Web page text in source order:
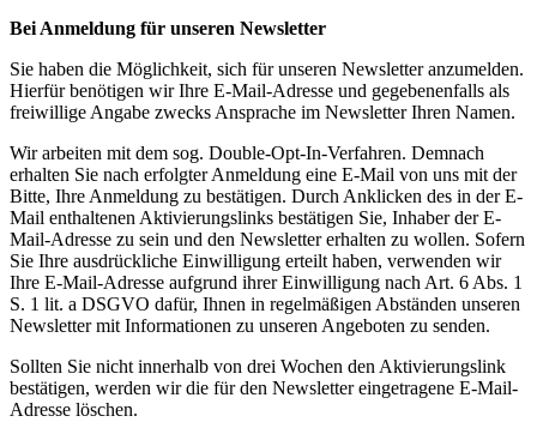
Bei Anmeldung für unseren Newsletter
Sie haben die Möglichkeit, sich für unseren Newsletter anzumelden.
Hierfür benötigen wir Ihre E-Mail-Adresse und gegebenenfalls als
freiwillige Angabe zwecks Ansprache im Newsletter Ihren Namen.
Wir arbeiten mit dem sog. Double-Opt-In-Verfahren. Demnach
erhalten Sie nach erfolgter Anmeldung eine E-Mail von uns mit der
Bitte, Ihre Anmeldung zu bestätigen. Durch Anklicken des in der E-
Mail enthaltenen Aktivierungslinks bestätigen Sie, Inhaber der E-
Mail-Adresse zu sein und den Newsletter erhalten zu wollen. Sofern
Sie Ihre ausdrückliche Einwilligung erteilt haben, verwenden wir
Ihre E-Mail-Adresse aufgrund ihrer Einwilligung nach Art. 6 Abs. 1
S. 1 lit. a DSGVO dafür, Ihnen in regelmäßigen Abständen unseren
Newsletter mit Informationen zu unseren Angeboten zu senden.
Sollten Sie nicht innerhalb von drei Wochen den Aktivierungslink
bestätigen, werden wir die für den Newsletter eingetragene E-Mail-
Adresse löschen.